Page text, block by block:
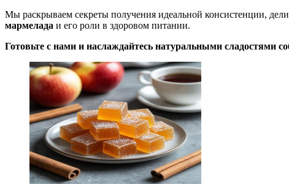
Мы раскрываем секреты получения идеальной консистенции,
мармелада и его роли в здоровом питании.
Готовьте с нами и наслаждайтесь натуральными сладостями